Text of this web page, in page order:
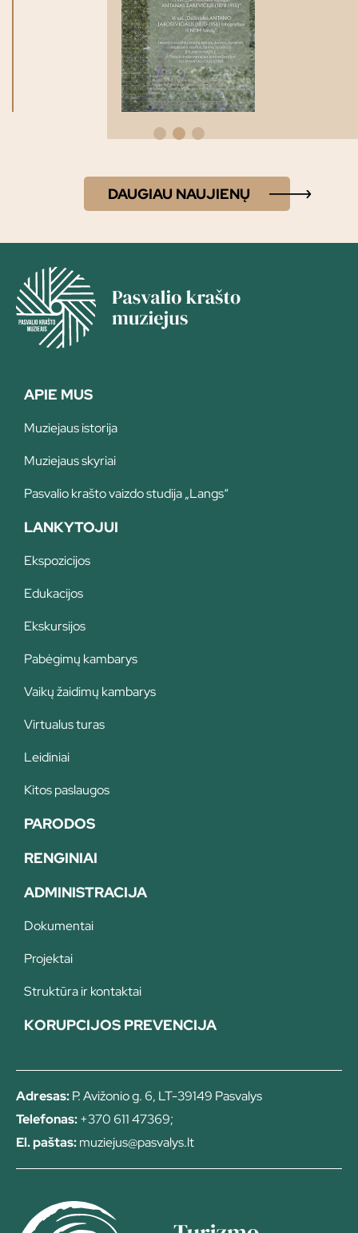
DAUGIAU NAUJIENŲ
APIE MUS
Muziejaus istorija
Muziejaus skyriai
Pasvalio krašto vaizdo studija „Langs“
LANKYTOJUI
Ekspozicijos
Edukacijos
Ekskursijos
Pabėgimų kambarys
Vaikų žaidimų kambarys
Virtualus turas
Leidiniai
Kitos paslaugos
PARODOS
RENGINIAI
ADMINISTRACIJA
Dokumentai
Projektai
Struktūra ir kontaktai
KORUPCIJOS PREVENCIJA
Adresas:P. Avižonio g. 6, LT-39149 Pasvalys
Telefonas:+370 611 47369;
El. paštas:muziejus@pasvalys.lt